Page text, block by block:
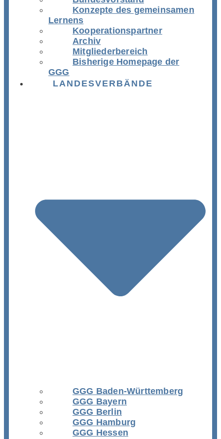
Konzepte des gemeinsamen
Lernens
Kooperationspartner
Archiv
Mitgliederbereich
Bisherige Homepage der
GGG
LANDESVERBÄNDE
GGG Baden-Württemberg
GGG Bayern
GGG Berlin
GGG Hamburg
GGG Hessen